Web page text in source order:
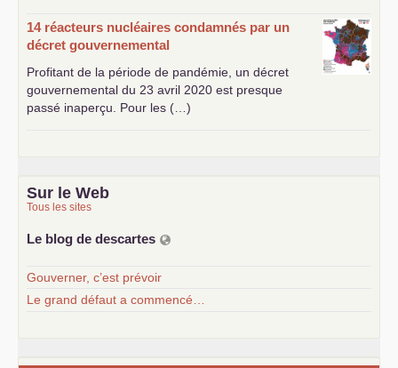
14 réacteurs nucléaires condamnés par un
décret gouvernemental
Profitant de la période de pandémie, un décret
gouvernemental du 23 avril 2020 est presque
passé inaperçu. Pour les (…)
Sur le Web
Tous les sites
Le blog de descartes
Gouverner, c’est prévoir
Le grand défaut a commencé…